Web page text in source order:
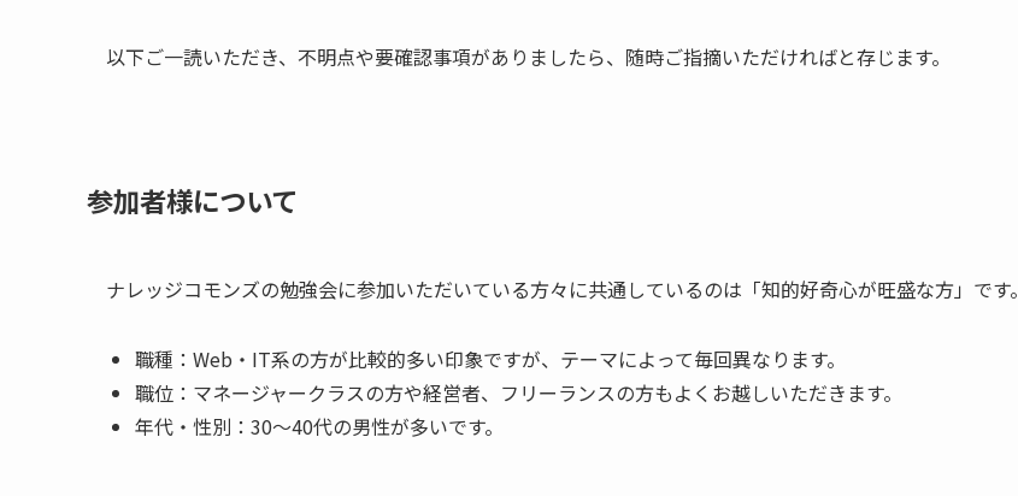
以下ご一読いただき、不明点や要確認事項がありましたら、随時ご指摘いただければと存じます。
参加者様について
ナレッジコモンズの勉強会に参加いただいている方々に共通しているのは「知的好奇心が旺盛な方」です。
職種：Web・IT系の方が比較的多い印象ですが、テーマによって毎回異なります。
職位：マネージャークラスの方や経営者、フリーランスの方もよくお越しいただきます。
年代・性別：30～40代の男性が多いです。